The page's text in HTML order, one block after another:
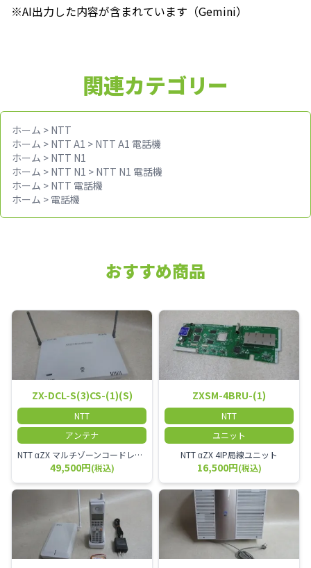
※AI出力した内容が含まれています（Gemini）
関連カテゴリー
ホーム > NTT
ホーム > NTT A1 > NTT A1 電話機
ホーム > NTT N1
ホーム > NTT N1 > NTT N1 電話機
ホーム > NTT 電話機
ホーム > 電話機
おすすめ商品
ZX-DCL-S(3)CS-(1)(S)
NTT
アンテナ
NTT αZX マルチゾーンコードレススター増設アンテナ
49,500円(税込)
ZXSM-4BRU-(1)
NTT
ユニット
NTT αZX 4IP局線ユニット
16,500円(税込)